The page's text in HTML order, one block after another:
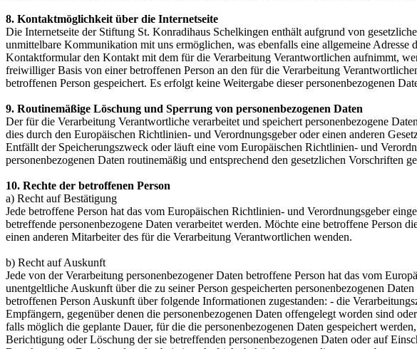
8. Kontaktmöglichkeit über die Internetseite
Die Internetseite der Stiftung St. Konradihaus Schelkingen enthält aufgrund von
unmittelbare Kommunikation mit uns ermöglichen, was ebenfalls eine allgemeine
Kontaktformular den Kontakt mit dem für die Verarbeitung Verantwortlichen aufnimmt,
freiwilliger Basis von einer betroffenen Person an den für die Verarbeitung
betroffenen Person gespeichert. Es erfolgt keine Weitergabe dieser personenbezogenen
9. Routinemäßige Löschung und Sperrung von personenbezogenen Daten
Der für die Verarbeitung Verantwortliche verarbeitet und speichert personenbezogene
dies durch den Europäischen Richtlinien- und Verordnungsgeber oder einen anderen
Entfällt der Speicherungszweck oder läuft eine vom Europäischen Richtlinien- und
personenbezogenen Daten routinemäßig und entsprechend den gesetzlichen Vorschriften
10. Rechte der betroffenen Person
a) Recht auf Bestätigung
Jede betroffene Person hat das vom Europäischen Richtlinien- und Verordnungsgeber
betreffende personenbezogene Daten verarbeitet werden. Möchte eine betroffene Person
einen anderen Mitarbeiter des für die Verarbeitung Verantwortlichen wenden.
b) Recht auf Auskunft
Jede von der Verarbeitung personenbezogener Daten betroffene Person hat das vom
unentgeltliche Auskunft über die zu seiner Person gespeicherten personenbezogenen
betroffenen Person Auskunft über folgende Informationen zugestanden: - die
Empfängern, gegenüber denen die personenbezogenen Daten offengelegt worden sind
falls möglich die geplante Dauer, für die die personenbezogenen Daten gespeichert
Berichtigung oder Löschung der sie betreffenden personenbezogenen Daten oder auf